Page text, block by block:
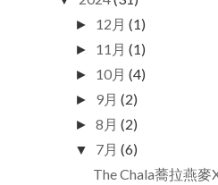
► 12月 (1)
► 11月 (1)
► 10月 (4)
► 9月 (2)
►8月 (2)
▼ 7月 (6)
The Chala蕎拉燕